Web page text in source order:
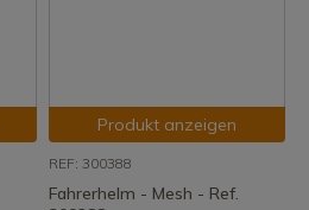
Produkt anzeigen
REF: 300388
Fahrerhelm - Mesh - Ref.